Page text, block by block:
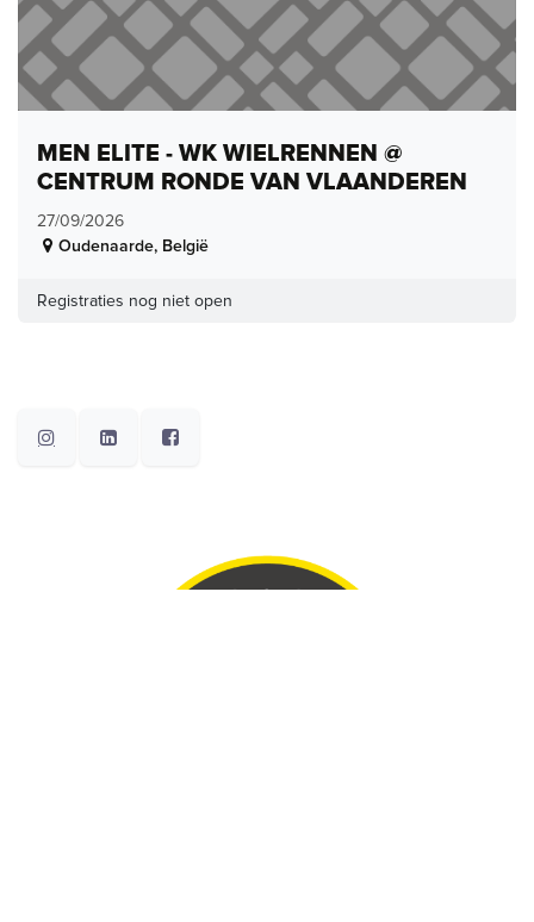
MEN ELITE - WK WIELRENNEN @
CENTRUM RONDE VAN VLAANDEREN
27/09/2026
Oudenaarde, België
Registraties nog niet open